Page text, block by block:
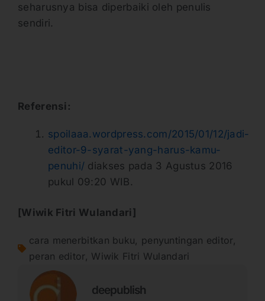
seharusnya bisa diperbaiki oleh penulis
sendiri.
Referensi:
spoilaaa.wordpress.com/2015/01/12/jadi-
editor-9-syarat-yang-harus-kamu-
penuhi/ diakses pada 3 Agustus 2016
pukul 09:20 WIB.
[Wiwik Fitri Wulandari]
cara menerbitkan buku, penyuntingan editor,
peran editor, Wiwik Fitri Wulandari
deepublish